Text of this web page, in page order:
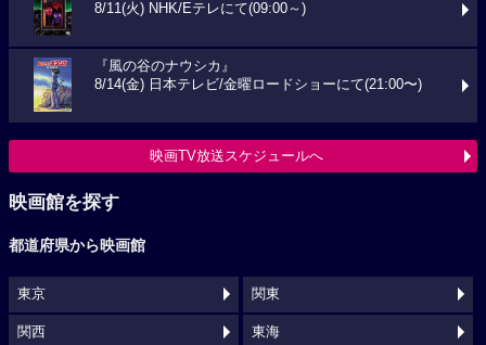
8/11(火) NHK/Eテレにて(09:00～)
『風の谷のナウシカ』
8/14(金) 日本テレビ/金曜ロードショーにて(21:00〜)
映画TV放送スケジュールへ
映画館を探す
都道府県から映画館
東京 関東
関西 東海